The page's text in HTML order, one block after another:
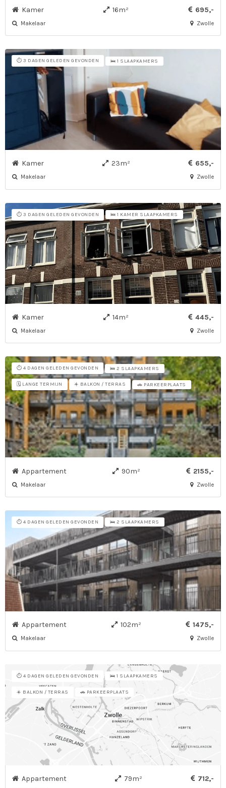
Kamer 16m² 695,-
Makelaar Zwolle
⏱️ 3 DAGEN GELEDEN GEVONDEN 🛌 1 SLAAPKAMERS
Kamer 23m² 655,-
Makelaar Zwolle
⏱️ 3 DAGEN GELEDEN GEVONDEN 🛌 1 KAMER SLAAPKAMERS
Kamer 14m² 445,-
Makelaar Zwolle
⏱️ 4 DAGEN GELEDEN GEVONDEN 🛌 2 SLAAPKAMERS
🗓️ LANGE TERMIJN ☀️ BALKON / TERRAS 🚗 PARKEERPLAATS
Appartement 90m² 2155,-
Makelaar Zwolle
⏱️ 4 DAGEN GELEDEN GEVONDEN 🛌 2 SLAAPKAMERS
Appartement 102m² 1475,-
Makelaar Zwolle
⏱️ 4 DAGEN GELEDEN GEVONDEN 🛌 1 SLAAPKAMERS
☀️ BALKON / TERRAS 🚗 PARKEERPLAATS
Appartement 79m² 712,-